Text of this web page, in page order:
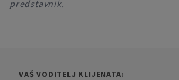
predstavnik.
VAŠ VODITELJ KLIJENATA: